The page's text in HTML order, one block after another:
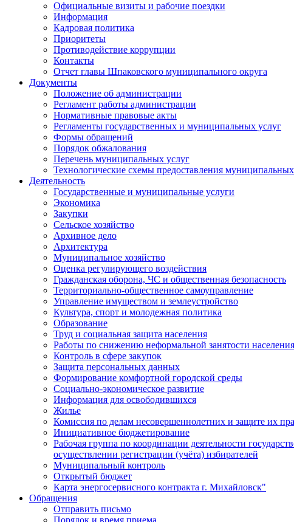
Официальные визиты и рабочие поездки
Информация
Кадровая политика
Приоритеты
Противодействие коррупции
Контакты
Отчет главы Шпаковского муниципального округа
Документы
Положение об администрации
Регламент работы администрации
Нормативные правовые акты
Регламенты государственных и муниципальных услуг
Формы обращений
Порядок обжалования
Перечень муниципальных услуг
Технологические схемы предоставления
Деятельность
Государственные и муниципальные услуги
Экономика
Закупки
Сельское хозяйство
Архивное дело
Архитектура
Муниципальное хозяйство
Оценка регулирующего воздействия
Гражданская оборона, ЧС и общественная безопасность
Территориально-общественное самоуправление
Управление имуществом и землеустройство
Культура, спорт и молодежная политика
Образование
Труд и социальная защита населения
Работы по снижению неформальной занятости населения
Контроль в сфере закупок
Защита персональных данных
Формирование комфортной городской среды
Социально-экономическое развитие
Информация для освободившихся
Жилье
Комиссия по делам несовершеннолетних и защите их
Инициативное бюджетирование
Рабочая группа по координации деятельности
осуществлении регистрации (учёта) избирателей
Муниципальный контроль
Открытый бюджет
Карта энергосервисного контракта г. Михайловск"
Обращения
Отправить письмо